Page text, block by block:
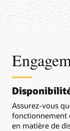
Assurez-vous
fonctionnement
en matière de